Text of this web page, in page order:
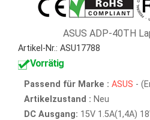
ASUS ADP-40TH
Artikel-Nr.: ASU17788
Vorrätig
Passend für Marke : ASUS -
Artikelzustand : Neu
DC Ausgang: 15V 1.5A(1,4A)